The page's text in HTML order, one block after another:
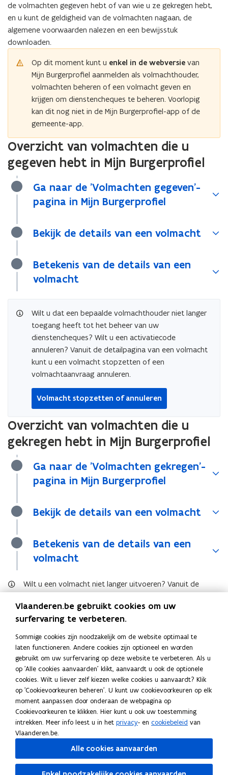
de volmachten gegeven hebt of van wie u ze gekregen hebt,
en u kunt de geldigheid van de volmachten nagaan, de
algemene voorwaarden nalezen en een bewijsstuk
downloaden.
Op dit moment kunt u enkel in de webversie van
Mijn Burgerprofiel aanmelden als volmachthouder,
volmachten beheren of een volmacht geven en
krijgen om dienstencheques te beheren. Voorlopig
kan dit nog niet in de Mijn Burgerprofiel-app of de
gemeente-app.
Overzicht van volmachten die u
gegeven hebt in Mijn Burgerprofiel
Ga naar de 'Volmachten gegeven'-
pagina in Mijn Burgerprofiel
Bekijk de details van een volmacht
Betekenis van de details van een
volmacht
Wilt u dat een bepaalde volmachthouder niet langer
toegang heeft tot het beheer van uw
dienstencheques? Wilt u een activatiecode
annuleren? Vanuit de detailpagina van een volmacht
kunt u een volmacht stopzetten of een
volmachtaanvraag annuleren.
Volmacht stopzetten of annuleren
Overzicht van volmachten die u
gekregen hebt in Mijn Burgerprofiel
Ga naar de 'Volmachten gekregen'-
pagina in Mijn Burgerprofiel
Bekijk de details van een volmacht
Betekenis van de details van een
volmacht
Wilt u een volmacht niet langer uitvoeren? Vanuit de
stopzetten.
Volmacht stopzetten of annuleren
Deel deze pagina
L
i
n
k
d
n
K
o
p
i
e
l
Ook interessant
Een volmacht geven en aanvaarden in Mijn
Volmachten stopzetten of annuleren in Mijn
Burgerprofiel
Vlaanderen.be gebruikt cookies om uw
surfervaring te verbeteren.
Sommige cookies zijn noodzakelijk om de website optimaal te
laten functioneren. Andere cookies zijn optioneel en worden
gebruikt om uw surfervaring op deze website te verbeteren. Als u
op 'Alle cookies aanvaarden' klikt, aanvaardt u ook de optionele
cookies. Wilt u liever zelf kiezen welke cookies u aanvaardt? Klik
op 'Cookievoorkeuren beheren'. U kunt uw cookievoorkeuren op elk
moment aanpassen door onderaan de webpagina op
Cookievoorkeuren te klikken. Hier kunt u ook uw toestemming
intrekken. Meer info leest u in het privacy- en cookiebeleid van
Vlaanderen.be.
Alle cookies aanvaarden